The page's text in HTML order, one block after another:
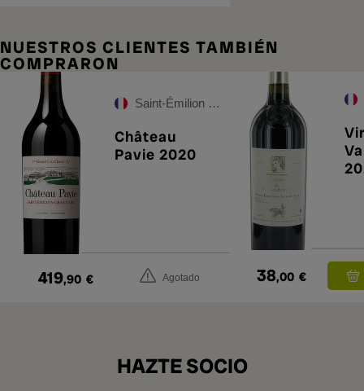
NUESTROS CLIENTES TAMBIÉN
COMPRARON
Saint-Émilion Grand Cru
Château
Pavie 2020
419,90 € Agotado 38,00 €
HAZTE SOCIO